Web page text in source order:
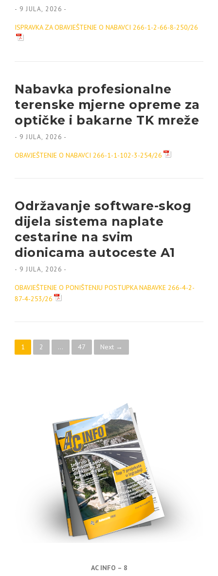
- 9 JULA, 2026 -
ISPRAVKA ZA OBAVJEŠTENJE O NABAVCI 266-1-2-66-8-250/26
Nabavka profesionalne
terenske mjerne opreme za
optičke i bakarne TK mreže
- 9 JULA, 2026 -
OBAVJEŠTENJE O NABAVCI 266-1-1-102-3-254/26
Održavanje software-skog
dijela sistema naplate
cestarine na svim
dionicama autoceste A1
- 9 JULA, 2026 -
OBAVJEŠTENJE O PONIŠTENJU POSTUPKA NABAVKE 266-4-2-
87-4-253/26
Posts navigation
1 2 … 47 Next →
AC INFO – 8